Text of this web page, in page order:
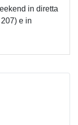
in diretta
e in